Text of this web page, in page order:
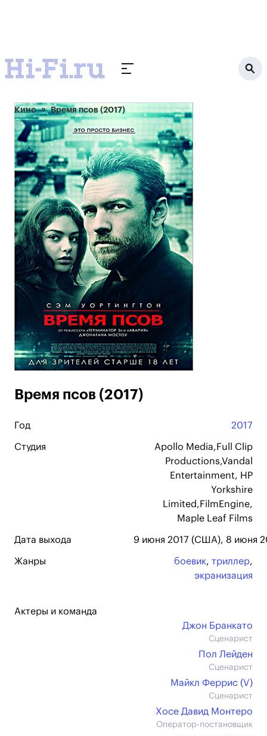
Кино Время псов (2017)
Время псов (2017)
Год 2017
Студия
Apollo Media,Full Clip
Productions,Vandal
Entertainment, HP
Yorkshire
Limited,FilmEngine,
Maple Leaf Films
Дата выхода 9 июня 2017 (США), 8 июня
Жанры боевик, триллер,
экранизация
Актеры и команда
Джон Бранкато
Сценарист
Пол Лейден
Сценарист
Майкл Феррис (V)
Сценарист
Хосе Давид Монтеро
Оператор-постановщик